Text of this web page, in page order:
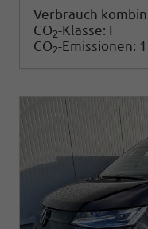
Verbrauch
CO2-Klasse: F
CO2-Emissionen: